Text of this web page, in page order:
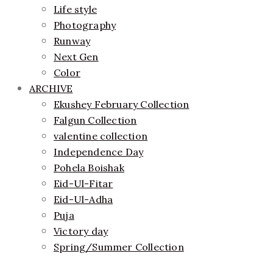
Life style
Photography
Runway
Next Gen
Color
ARCHIVE
Ekushey February Collection
Falgun Collection
valentine collection
Independence Day
Pohela Boishak
Eid-Ul-Fitar
Eid-Ul-Adha
Puja
Victory day
Spring/Summer Collection